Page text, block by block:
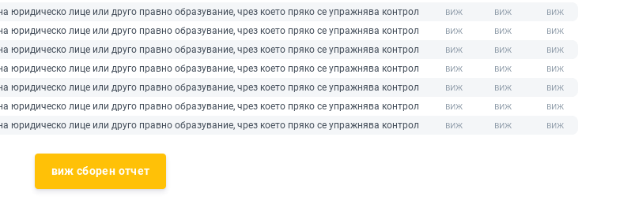
юридическо лице или друго правно образувание, чрез което пряко се упражнява контрол
юридическо лице или друго правно образувание, чрез което пряко се упражнява контрол
юридическо лице или друго правно образувание, чрез което пряко се упражнява контрол
юридическо лице или друго правно образувание, чрез което пряко се упражнява контрол
юридическо лице или друго правно образувание, чрез което пряко се упражнява контрол
юридическо лице или друго правно образувание, чрез което пряко се упражнява контрол
юридическо лице или друго правно образувание, чрез което пряко се упражнява контрол
виж сборен отчет